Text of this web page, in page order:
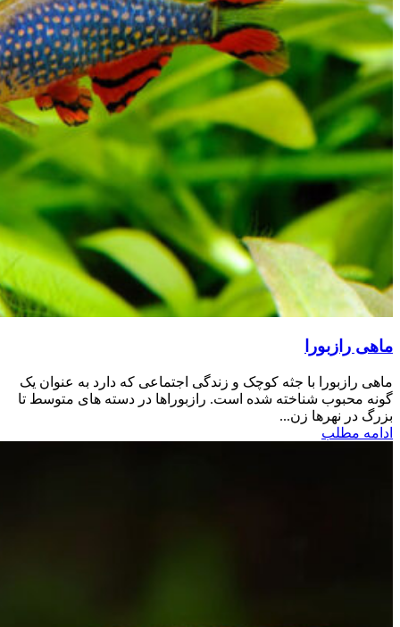
ماهی رازبورا
ماهی رازبورا با جثه کوچک و زندگی اجتماعی که دارد به عنوان یک
گونه محبوب شناخته شده است. رازبوراها در دسته های متوسط تا
بزرگ در نهرها زن...
ادامه مطلب